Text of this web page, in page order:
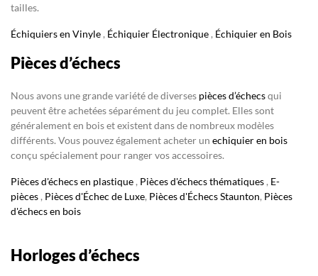
tailles.
Échiquiers en Vinyle , Échiquier Électronique , Échiquier en Bois
Pièces d’échecs
Nous avons une grande variété de diverses pièces d’échecsqui
peuvent être achetées séparément du jeu complet. Elles sont
généralement en bois et existent dans de nombreux modèles
différents. Vous pouvez également acheter un echiquier en bois
conçu spécialement pour ranger vos accessoires.
Pièces d'échecs en plastique , Pièces d'échecs thématiques , E-
pièces , Pièces d'Échec de Luxe, Pièces d'Échecs Staunton, Pièces
d'échecs en bois
Horloges d’échecs